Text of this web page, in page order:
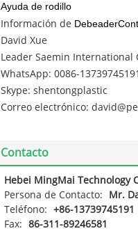
Ayuda de rodillo
Información de
David Xue
Leader Saemin International
WhatsApp: 0086-13739745191
Skype: shentongplastic
Correo electrónico:
Contacto
Hebei MingMai Technology
Persona de Contacto:
Mr.
Teléfono: +86-13739745191
Fax: 86-311-89246581